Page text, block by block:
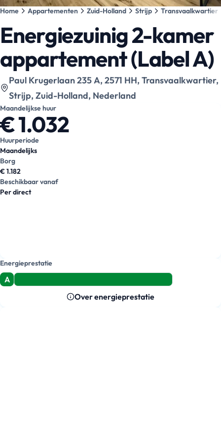
Home Appartementen Zuid-Holland Strijp Transvaalkwartier
Energiezuinig 2-kamer
appartement (Label A)
Bekijk locatie op kaart:
Paul Krugerlaan 235 A, 2571 HH, Transvaalkwartier,
Strijp, Zuid-Holland, Nederland
Maandelijkse huur
€ 1.032
Huurperiode
Maandelijks
Borg
€ 1.182
Beschikbaar vanaf
Per direct
Energieprestatie
A
Over energieprestatie